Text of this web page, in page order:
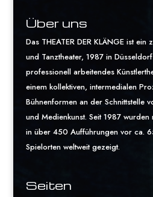
Über uns
Das THEATER DER KLÄNGE ist ein
und Tanztheater, 1987 in
professionell arbeitendes
einem kollektiven, intermedialen
Bühnenformen an der Schnittstelle
und Medienkunst. Seit 1987
in über 450 Aufführungen vor ca.
Spielorten weltweit gezeigt.
Seiten